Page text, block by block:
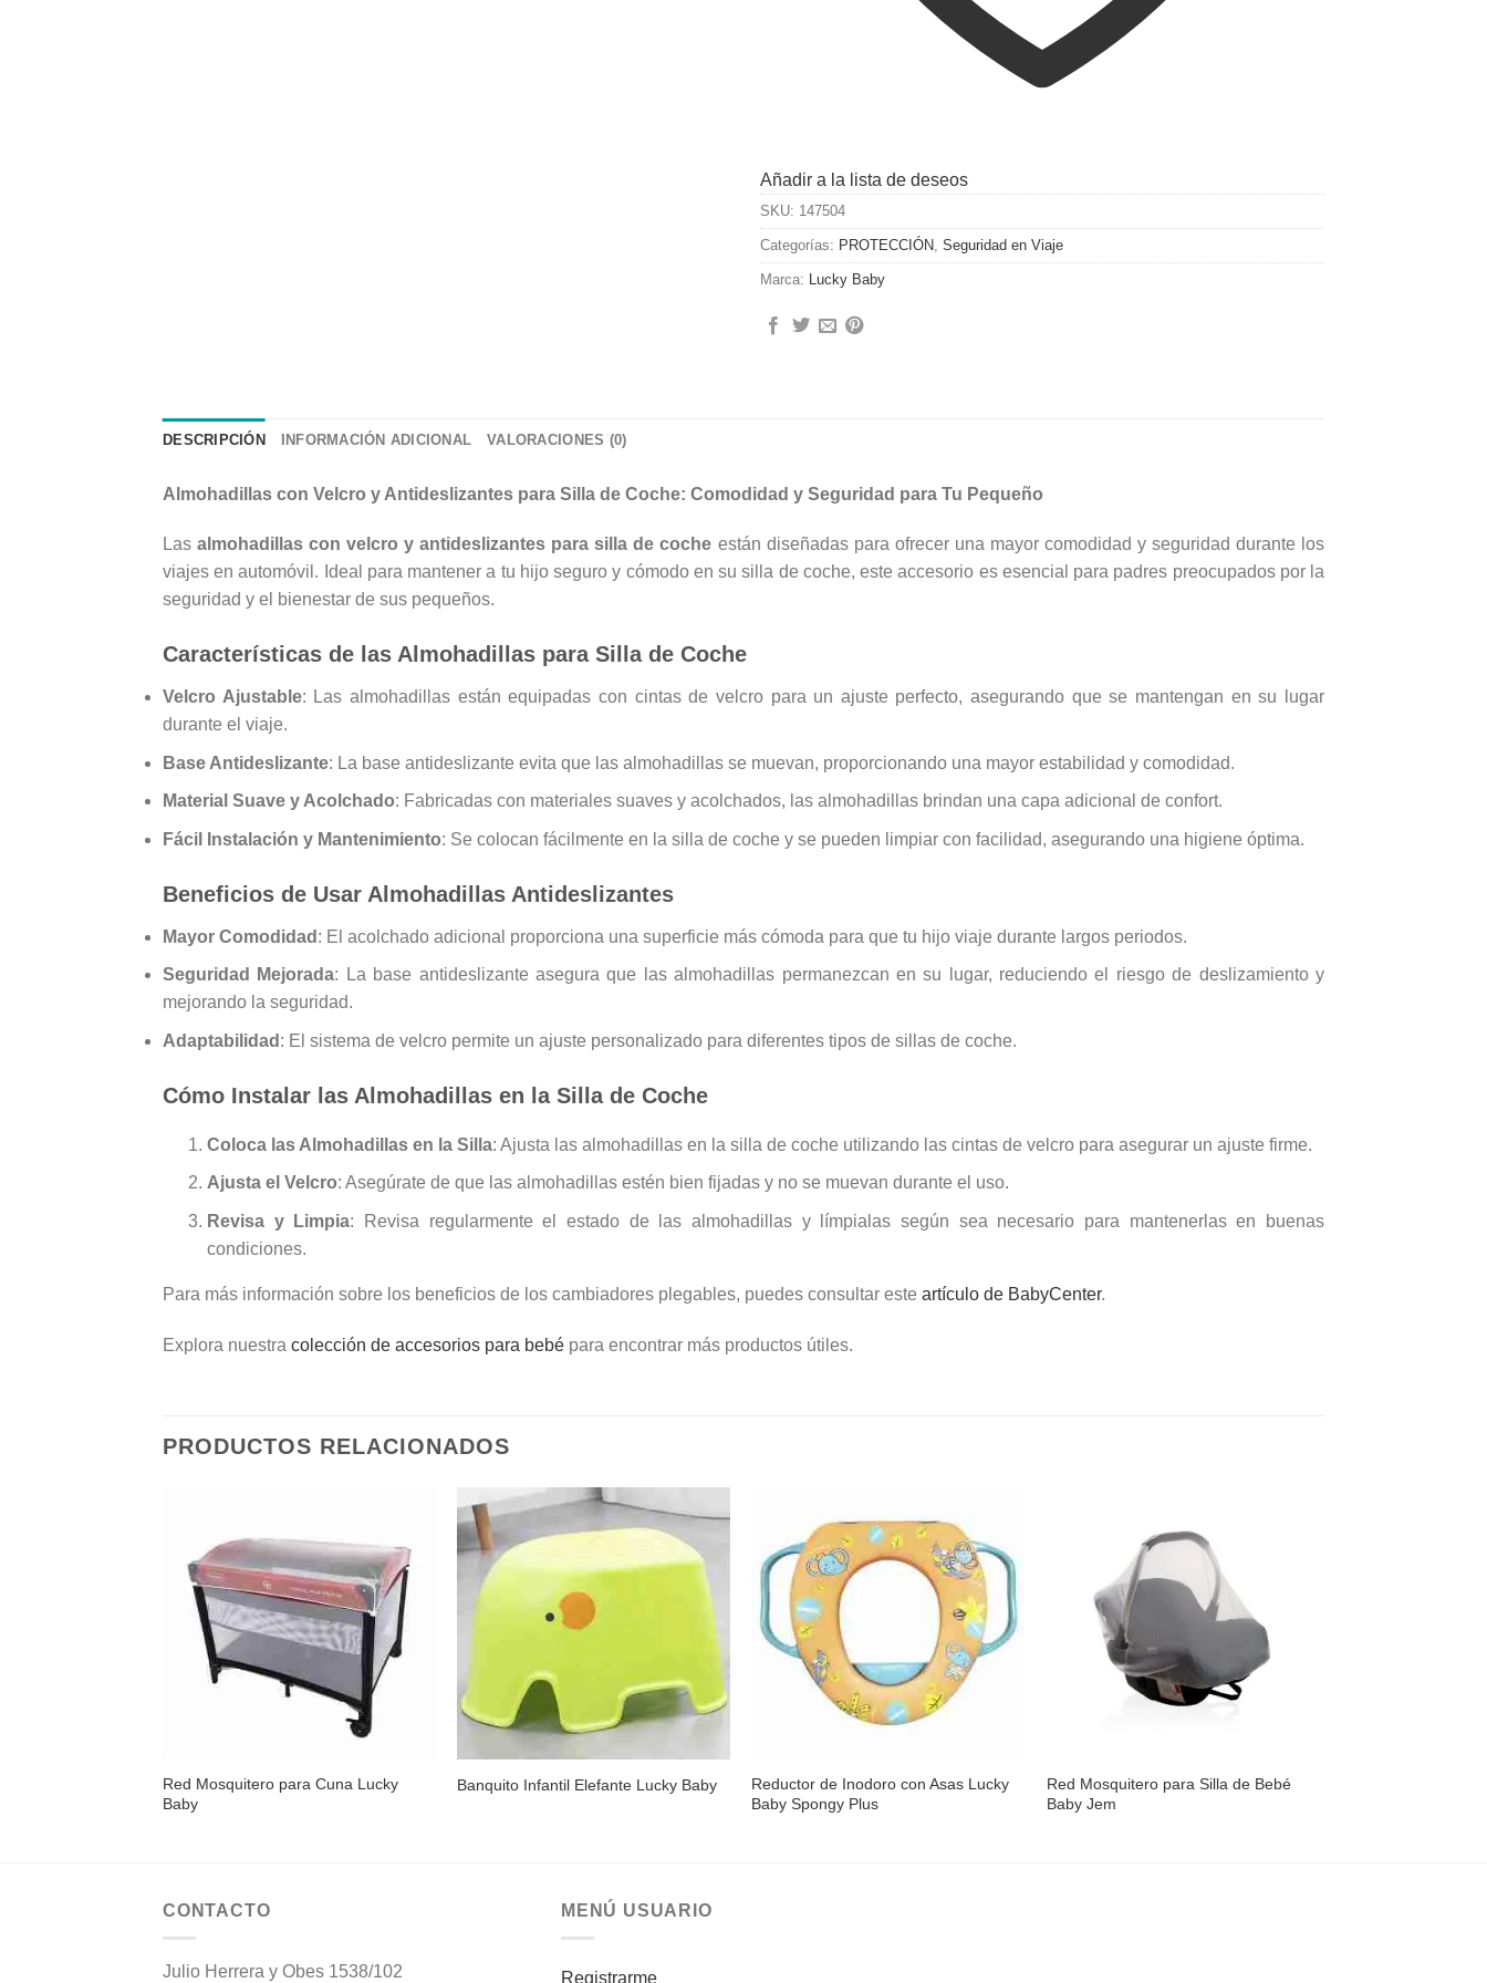
Añadir a la lista de deseos
SKU: 147504
Categorías: PROTECCIÓN, Seguridad en Viaje
Marca: Lucky Baby
DESCRIPCIÓN INFORMACIÓN ADICIONAL VALORACIONES (0)
Almohadillas con Velcro y Antideslizantes para Silla de Coche: Comodidad y Seguridad para Tu Pequeño
Lasalmohadillas con velcro y antideslizantes para silla de coche están diseñadas para ofrecer una mayor comodidad y seguridad durante los
viajes en automóvil. Ideal para mantener a tu hijo seguro y cómodo en su silla de coche, este accesorio es esencial para padres preocupados por la
seguridad y el bienestar de sus pequeños.
Características de las Almohadillas para Silla de Coche
Velcro Ajustable: Las almohadillas están equipadas con cintas de velcro para un ajuste perfecto, asegurando que se mantengan en su lugar
durante el viaje.
Base Antideslizante: La base antideslizante evita que las almohadillas se muevan, proporcionando una mayor estabilidad y comodidad.
Material Suave y Acolchado: Fabricadas con materiales suaves y acolchados, las almohadillas brindan una capa adicional de confort.
Fácil Instalación y Mantenimiento: Se colocan fácilmente en la silla de coche y se pueden limpiar con facilidad, asegurando una higiene óptima.
Beneficios de Usar Almohadillas Antideslizantes
Mayor Comodidad : El acolchado adicional proporciona una superficie más cómoda para que tu hijo viaje durante largos periodos.
Seguridad Mejorada: La base antideslizante asegura que las almohadillas permanezcan en su lugar, reduciendo el riesgo de deslizamiento y
mejorando la seguridad.
Adaptabilidad : El sistema de velcro permite un ajuste personalizado para diferentes tipos de sillas de coche.
Cómo Instalar las Almohadillas en la Silla de Coche
Coloca las Almohadillas en la Silla: Ajusta las almohadillas en la silla de coche utilizando las cintas de velcro para asegurar un ajuste firme.
Ajusta el Velcro: Asegúrate de que las almohadillas estén bien fijadas y no se muevan durante el uso.
Revisa y Limpia: Revisa regularmente el estado de las almohadillas y límpialas según sea necesario para mantenerlas en buenas
condiciones.
Para más información sobre los beneficios de los cambiadores plegables, puedes consultar este artículo de BabyCenter.
Explora nuestra colección de accesorios para bebé para encontrar más productos útiles.
PRODUCTOS RELACIONADOS
Añadir
a la
lista de
deseos
Red Mosquitero para Cuna Lucky
Baby
Añadir
lista de
deseos
Banquito Infantil Elefante Lucky Baby
Añadir
a la
lista de
deseos
Reductor de Inodoro con Asas Lucky
Baby Spongy Plus
lista de
deseos
Red Mosquitero para Silla de Bebé
Baby Jem
CONTACTO
Julio Herrera y Obes 1538/102
MENÚ USUARIO
Registrarme